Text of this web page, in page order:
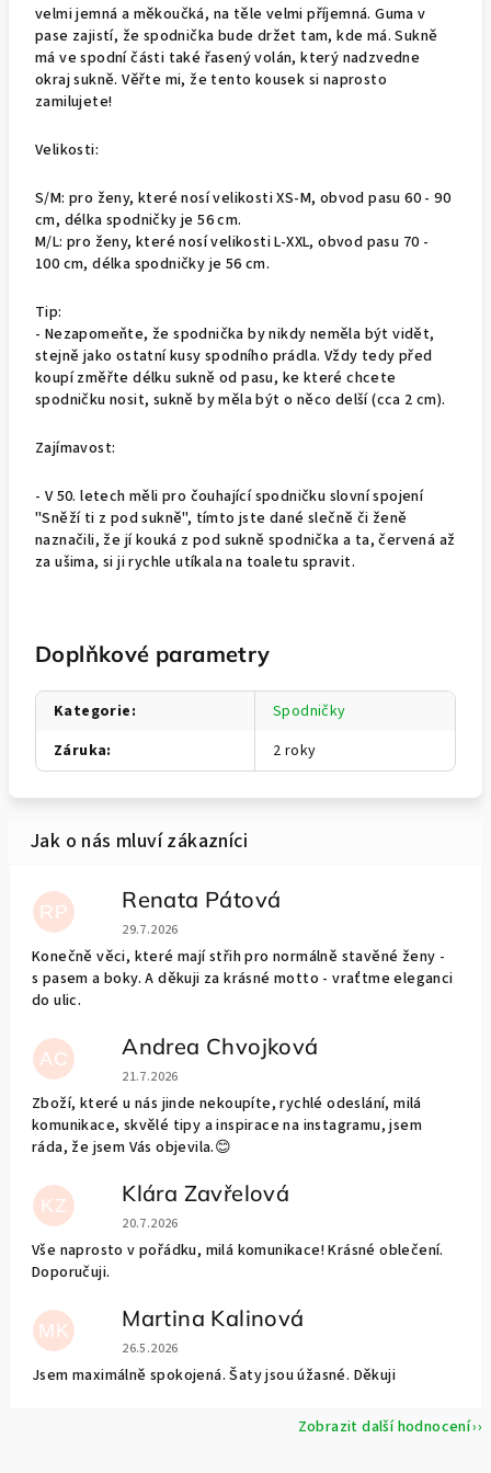
velmi jemná a měkoučká, na těle velmi příjemná. Guma v
pase zajistí, že spodnička bude držet tam, kde má. Sukně
má ve spodní části také řasený volán, který nadzvedne
okraj sukně. Věřte mi, že tento kousek si naprosto
zamilujete!
Velikosti:
S/M: pro ženy, které nosí velikosti XS-M, obvod pasu 60 - 90
cm, délka spodničky je 56 cm.
M/L: pro ženy, které nosí velikosti L-XXL, obvod pasu 70 -
100 cm, délka spodničky je 56 cm.
Tip:
- Nezapomeňte, že spodnička by nikdy neměla být vidět,
stejně jako ostatní kusy spodního prádla. Vždy tedy před
koupí změřte délku sukně od pasu, ke které chcete
spodničku nosit, sukně by měla být o něco delší (cca 2 cm).
Zajímavost:
- V 50. letech měli pro čouhající spodničku slovní spojení
"Sněží ti z pod sukně", tímto jste dané slečně či ženě
naznačili, že jí kouká z pod sukně spodnička a ta, červená až
za ušima, si ji rychle utíkala na toaletu spravit.
Doplňkové parametry
Kategorie:
Spodničky
Záruka: 2 roky
RP Renata Pátová
Hodnocení obchodu je 5 z 5 hvězdiček.
29.7.2026
Konečně věci, které mají střih pro normálně stavěné ženy -
s pasem a boky. A děkuji za krásné motto - vraťtme eleganci
do ulic.
AC Andrea Chvojková
Hodnocení obchodu je 5 z 5 hvězdiček.
21.7.2026
Zboží, které u nás jinde nekoupíte, rychlé odeslání, milá
komunikace, skvělé tipy a inspirace na instagramu, jsem
ráda, že jsem Vás objevila.😊
KZ Klára Zavřelová
Hodnocení obchodu je 5 z 5 hvězdiček.
20.7.2026
Vše naprosto v pořádku, milá komunikace! Krásné oblečení.
Doporučuji.
MK Martina Kalinová
Hodnocení obchodu je 5 z 5 hvězdiček.
26.5.2026
Jsem maximálně spokojená. Šaty jsou úžasné. Děkuji
Zobrazit další hodnocení